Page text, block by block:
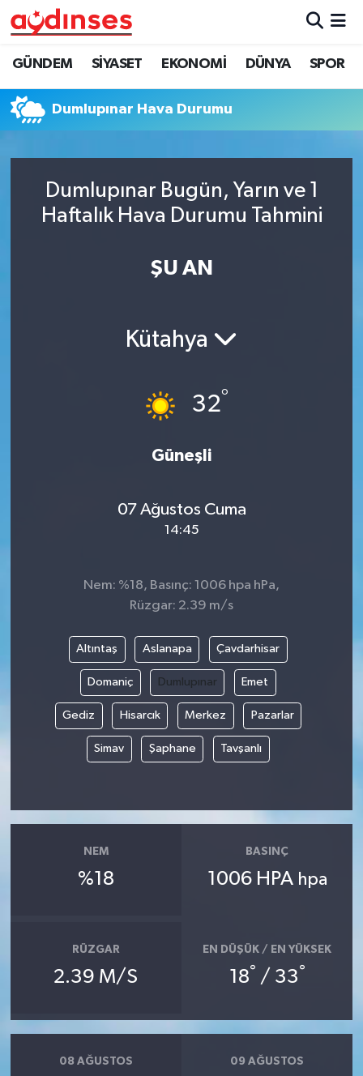
GÜNDEM SİYASET EKONOMİ DÜNYA SPOR
Dumlupınar Hava Durumu
Dumlupınar Bugün, Yarın ve 1
Haftalık Hava Durumu Tahmini
ŞU AN
Kütahya
32°
Güneşli
07 Ağustos Cuma
14:45
Nem: %18, Basınç: 1006 hpa hPa,
Rüzgar: 2.39 m/s
Altıntaş Aslanapa Çavdarhisar
Domaniç Dumlupınar Emet
Gediz Hisarcık Merkez Pazarlar
Simav Şaphane Tavşanlı
NEM
%18
BASINÇ
1006 HPA hpa
RÜZGAR
2.39 M/S
EN DÜŞÜK / EN YÜKSEK
18° / 33°
08 AĞUSTOS 09 AĞUSTOS
GÜNDEM
SİYASET
DÜNYA
SPOR
Nöbetçi Eczaneler
Hava Durumu
Trafik Durumu
Süper Lig Puan Durumu ve Fikstür